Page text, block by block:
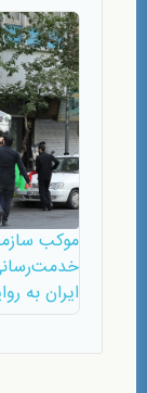
موکب
ایران به